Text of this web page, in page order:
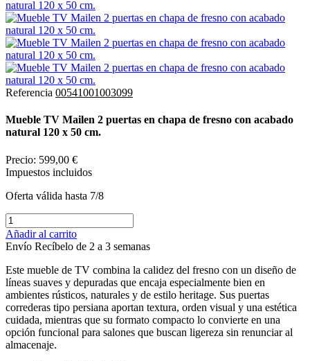
Referencia 00541001003099
Mueble TV Mailen 2 puertas en chapa de fresno con acabado
natural 120 x 50 cm.
Precio: 599,00 €
Impuestos incluidos
Oferta válida hasta 7/8
Añadir al carrito
Envío Recíbelo de 2 a 3 semanas
Este mueble de TV combina la calidez del fresno con un diseño de
líneas suaves y depuradas que encaja especialmente bien en
ambientes rústicos, naturales y de estilo heritage. Sus puertas
correderas tipo persiana aportan textura, orden visual y una estética
cuidada, mientras que su formato compacto lo convierte en una
opción funcional para salones que buscan ligereza sin renunciar al
almacenaje.